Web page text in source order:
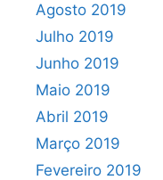
Agosto 2019
Julho 2019
Junho 2019
Maio 2019
Abril 2019
Março 2019
Fevereiro 2019